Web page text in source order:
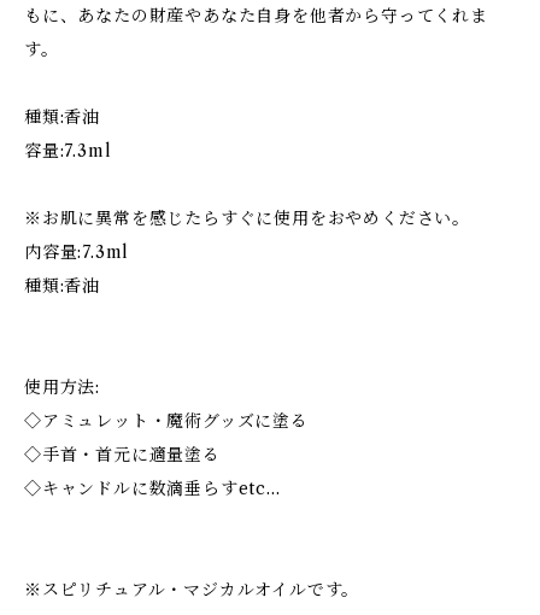
もに、あなたの財産やあなた自身を他者から守ってくれま
す。
種類:香油
容量:7.3ml
※お肌に異常を感じたらすぐに使用をおやめください。
内容量:7.3ml
種類:香油
使用方法:
◇アミュレット・魔術グッズに塗る
◇手首・首元に適量塗る
◇キャンドルに数滴垂らすetc…
※スピリチュアル・マジカルオイルです。